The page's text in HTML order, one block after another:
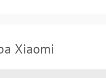
Xiaomi